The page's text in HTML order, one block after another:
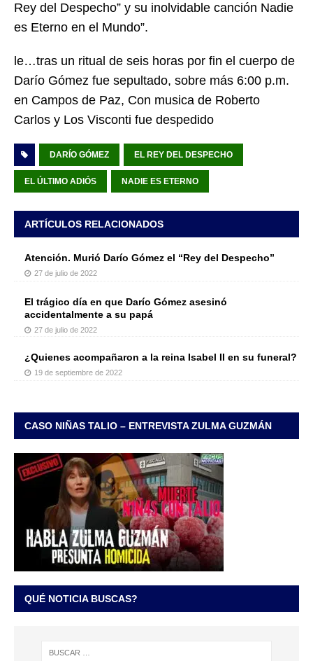
Rey del Despecho” y su inolvidable canción Nadie
es Eterno en el Mundo”.
le…tras un ritual de seis horas por fin el cuerpo de
Darío Gómez fue sepultado, sobre más 6:00 p.m.
en Campos de Paz, Con musica de Roberto
Carlos y Los Visconti fue despedido
DARÍO GÓMEZ EL REY DEL DESPECHO
EL ÚLTIMO ADIÓS NADIE ES ETERNO
ARTÍCULOS RELACIONADOS
Atención. Murió Darío Gómez el “Rey del Despecho”
27 de julio de 2022
El trágico día en que Darío Gómez asesinó
accidentalmente a su papá
27 de julio de 2022
¿Quienes acompañaron a la reina Isabel II en su funeral?
19 de septiembre de 2022
CASO NIÑAS TALIO – ENTREVISTA ZULMA GUZMÁN
QUÉ NOTICIA BUSCAS?